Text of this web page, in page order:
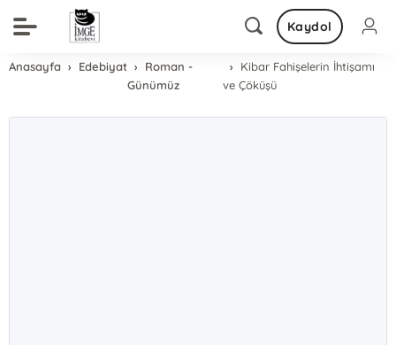
Kaydol
Anasayfa Edebiyat
Roman -
Günümüz
Kibar Fahişelerin İhtişamı
ve Çöküşü